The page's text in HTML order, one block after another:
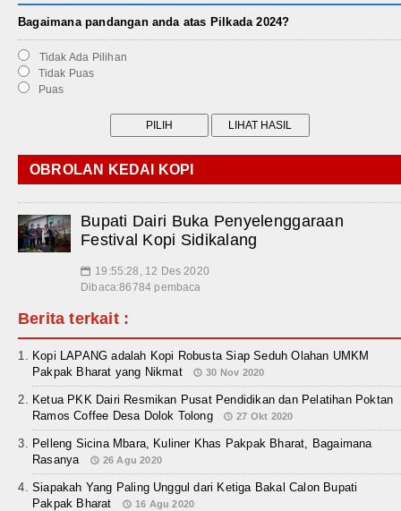
Bagaimana pandangan anda atas Pilkada 2024?
Tidak Ada Pilihan
Tidak Puas
Puas
OBROLAN KEDAI KOPI
Bupati Dairi Buka Penyelenggaraan
Festival Kopi Sidikalang
📅 19:55:28, 12 Des 2020
Dibaca:86784 pembaca
Berita terkait :
Kopi LAPANG adalah Kopi Robusta Siap Seduh Olahan UMKM
Pakpak Bharat yang Nikmat
30 Nov 2020
Ketua PKK Dairi Resmikan Pusat Pendidikan dan Pelatihan Poktan
Ramos Coffee Desa Dolok Tolong
27 Okt 2020
Pelleng Sicina Mbara, Kuliner Khas Pakpak Bharat, Bagaimana
Rasanya
26 Agu 2020
Siapakah Yang Paling Unggul dari Ketiga Bakal Calon Bupati
Pakpak Bharat
16 Agu 2020